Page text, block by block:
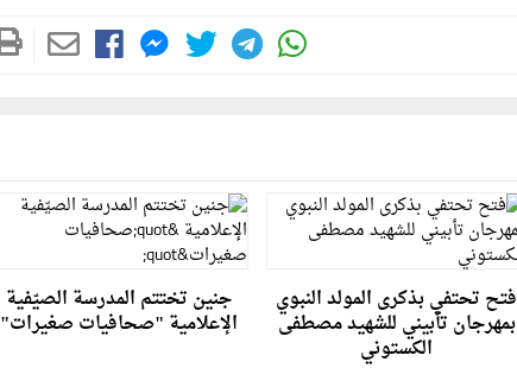
فتح تحتفي بذكرى المولد النبوي
بمهرجان تأبيني للشهيد مصطفى
الكستوني
جنين تختتم المدرسة الصيّفية
الإعلامية "صحافيات صغيرات"